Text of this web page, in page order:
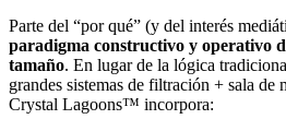
Parte del “por qué” (y del interés
paradigma constructivo y operativo
tamaño. En lugar de la lógica
grandes sistemas de filtración + sala
Crystal Lagoons™ incorpora: